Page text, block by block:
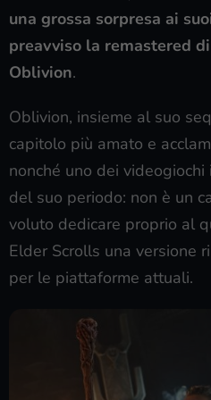
una grossa sorpresa ai
preavviso la remastered
Oblivion.
Oblivion, insieme al suo
capitolo più amato e
nonché uno dei
del suo periodo: non è un
voluto dedicare proprio al
Elder Scrolls una versione
per le piattaforme attuali.